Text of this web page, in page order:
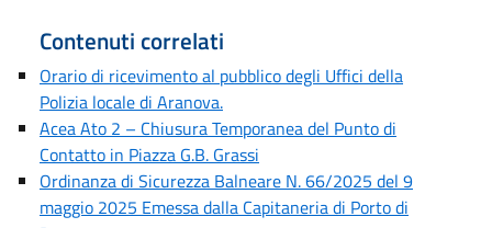
Contenuti correlati
Orario di ricevimento al pubblico degli Uffici della
Polizia locale di Aranova.
Acea Ato 2 – Chiusura Temporanea del Punto di
Contatto in Piazza G.B. Grassi
Ordinanza di Sicurezza Balneare N. 66/2025 del 9
maggio 2025 Emessa dalla Capitaneria di Porto di